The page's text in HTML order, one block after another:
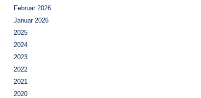
Februar 2026
Januar 2026
2025
2024
2023
2022
2021
2020